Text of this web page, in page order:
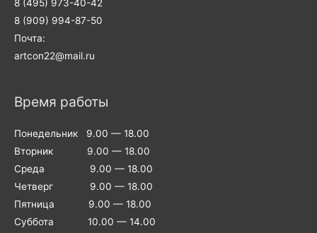
8 (495) 973-40-42
8 (909) 994-87-50
Почта:
artcon22@mail.ru
Время работы
Понедельник 9.00 — 18.00
Вторник 9.00 — 18.00
Среда 9.00 — 18.00
Четверг 9.00 — 18.00
Пятница 9.00 — 18.00
Суббота 10.00 — 14.00